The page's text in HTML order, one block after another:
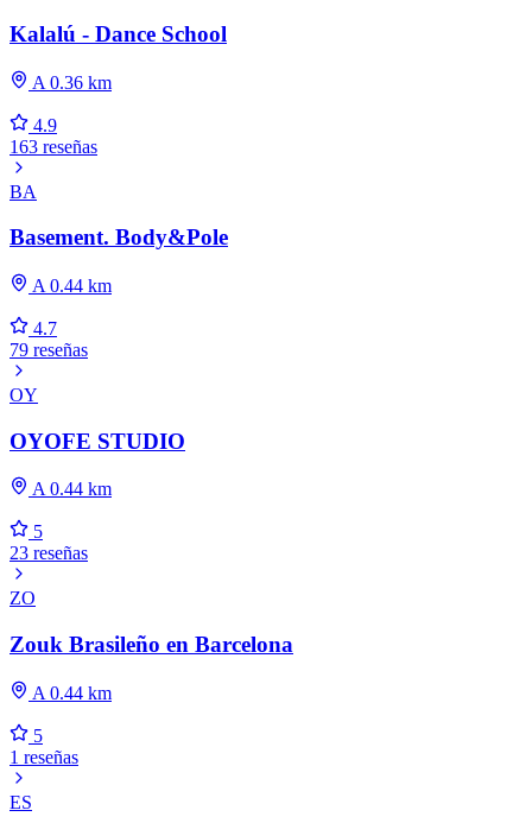
Kalalú - Dance School
A 0.36 km
4.9
163 reseñas
BA
Basement. Body&Pole
A 0.44 km
4.7
79 reseñas
OY
OYOFE STUDIO
A 0.44 km
5
23 reseñas
ZO
Zouk Brasileño en Barcelona
A 0.44 km
5
1 reseñas
ES